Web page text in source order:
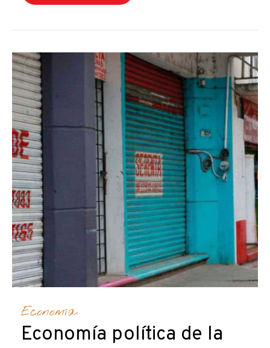
Economía
Economía política de la